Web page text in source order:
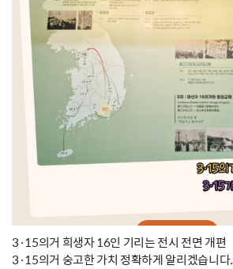
3·15의거 희생자 16인 기리는 전시 전면 개편
3·15의거 숭고한 가치 정확하게 알리겠습니다.